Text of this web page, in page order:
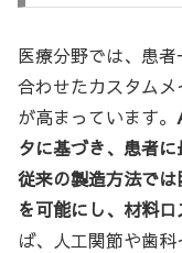
医療分野では、患
合わせたカスタム
が高まっています。
タに基づき、患者に
従来の製造方法で
を可能にし、材料ロ
ば、人工関節や歯